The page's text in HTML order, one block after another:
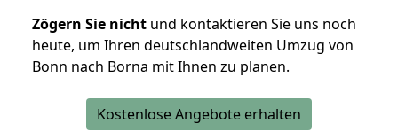
Zögern Sie nicht und kontaktieren Sie uns noch
heute, um Ihren deutschlandweiten Umzug von
Bonn nach Borna mit Ihnen zu planen.
Kostenlose Angebote erhalten